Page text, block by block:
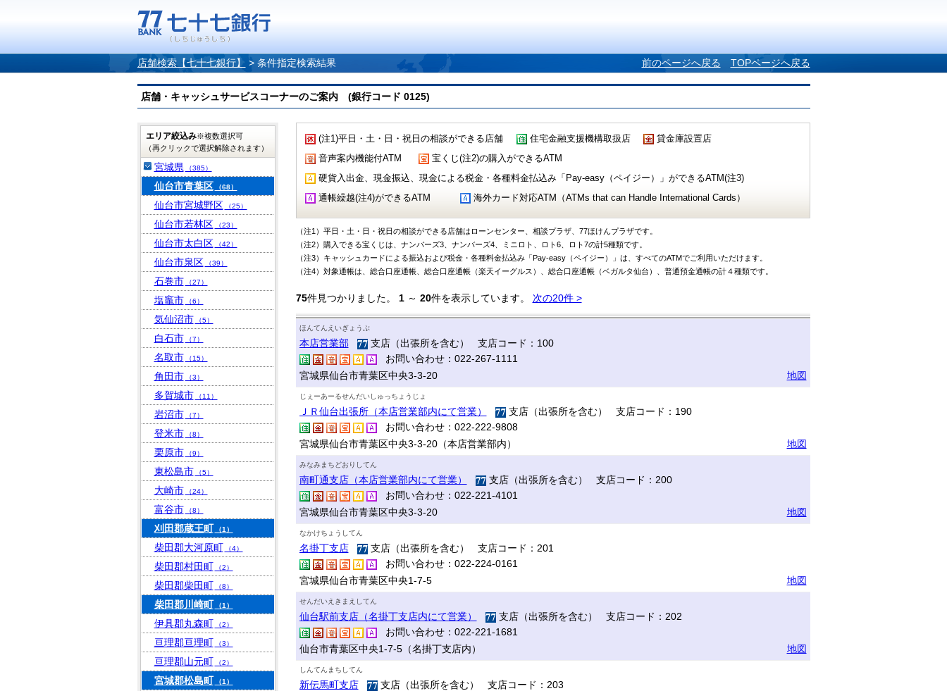
店舗検索【七十七銀行】 > 条件指定検索結果 前のページへ戻る TOPページへ戻る
店舗・キャッシュサービスコーナーのご案内 (銀行コード 0125)
(注1)平日・土・日・祝日の相談ができる店舗 住宅金融支援機構取扱店
貸金庫設置店
音声案内機能付ATM
宝くじ(注2)の購入ができるATM
硬貨入出金、現金振込、現金による税金・各種料金払込み「Pay-easy（ペイジー）」ができるATM(注3)
通帳繰越(注4)ができるATM
海外カード対応ATM（ATMs that can Handle International Cards）
（注1）平日・土・日・祝日の相談ができる店舗はローンセンター、相談プラザ、77ほけんプラザです。
（注2）購入できる宝くじは、ナンバーズ3、ナンバーズ4、ミニロト、ロト6、ロト7の計5種類です。
（注3）キャッシュカードによる振込および税金・各種料金払込み「Pay-easy（ペイジー）」は、すべてのATMでご利用いただけます。
（注4）対象通帳は、総合口座通帳、総合口座通帳（楽天イーグルス）、総合口座通帳（ベガルタ仙台）、普通預金通帳の計４種類です。
75件見つかりました。 1～ 20件を表示しています。 次の20件 >
ほんてんえいぎょうぶ
本店営業部
支店（出張所を含む） 支店コード：100
お問い合わせ：022-267-1111
宮城県仙台市青葉区中央3-3-20
地図
じぇーあーるせんだいしゅっちょうじょ
ＪＲ仙台出張所（本店営業部内にて営業）
支店（出張所を含む） 支店コード：190
お問い合わせ：022-222-9808
宮城県仙台市青葉区中央3-3-20（本店営業部内）
地図
みなみまちどおりしてん
南町通支店（本店営業部内にて営業）
支店（出張所を含む） 支店コード：200
お問い合わせ：022-221-4101
宮城県仙台市青葉区中央3-3-20
地図
なかけちょうしてん
名掛丁支店
支店（出張所を含む） 支店コード：201
お問い合わせ：022-224-0161
宮城県仙台市青葉区中央1-7-5
地図
せんだいえきまえしてん
仙台駅前支店（名掛丁支店内にて営業）
支店（出張所を含む） 支店コード：202
お問い合わせ：022-221-1681
仙台市青葉区中央1-7-5（名掛丁支店内）
地図
しんてんまちしてん
新伝馬町支店
支店（出張所を含む） 支店コード：203
エリア絞込み※複数選択可
（再クリックで選択解除されます）
宮城県 （385）
仙台市青葉区 （68）
仙台市宮城野区 （25）
仙台市若林区 （23）
仙台市太白区 （42）
仙台市泉区 （39）
石巻市 （27）
塩竈市 （6）
気仙沼市 （5）
白石市 （7）
名取市 （15）
角田市 （3）
多賀城市 （11）
岩沼市 （7）
登米市 （8）
栗原市 （9）
東松島市 （5）
大崎市 （24）
富谷市 （8）
刈田郡蔵王町 （1）
柴田郡大河原町 （4）
柴田郡村田町 （2）
柴田郡柴田町 （8）
柴田郡川崎町 （1）
伊具郡丸森町 （2）
亘理郡亘理町 （3）
亘理郡山元町 （2）
宮城郡松島町 （1）